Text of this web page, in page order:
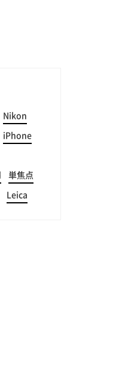
Nikon
iPhone
単焦点
Leica